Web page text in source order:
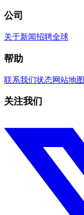
公司
关于新闻招聘全球
帮助
联系我们状态网站地图
关注我们